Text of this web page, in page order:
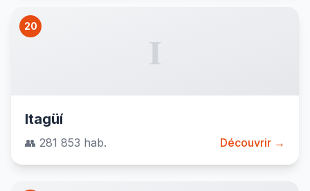
20
I
Itagüí
👥 281 853 hab. Découvrir →